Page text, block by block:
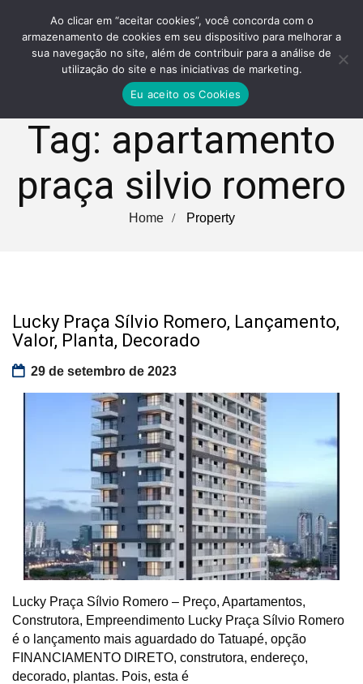
Tag: apartamento
praça silvio romero
Home Property
Lucky Praça Sílvio Romero, Lançamento,
Valor, Planta, Decorado
29 de setembro de 2023
Lucky Praça Sílvio Romero – Preço, Apartamentos,
Construtora, Empreendimento Lucky Praça Sílvio Romero
é o lançamento mais aguardado do Tatuapé, opção
FINANCIAMENTO DIRETO, construtora, endereço,
decorado, plantas. Pois, esta é
Ao clicar em “aceitar cookies”, você concorda com o
armazenamento de cookies em seu dispositivo para melhorar a
sua navegação no site, além de contribuir para a análise de
utilização do site e nas iniciativas de marketing.
Eu aceito os Cookies